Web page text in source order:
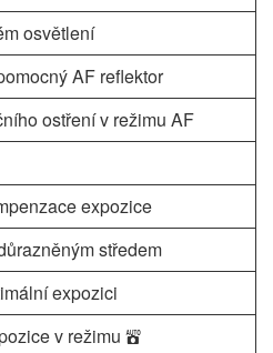
osvětlení
AF reflektor
ostření v režimu AF
expozice
středem
expozici
v režimu b